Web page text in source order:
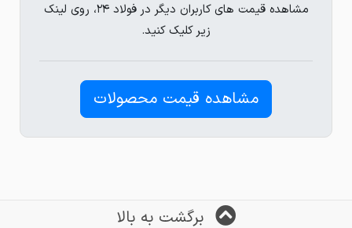
مشاهده قیمت های کاربران دیگر در فولاد ۲۴، روی لینک
زیر کلیک کنید.
مشاهده قیمت محصولات
برگشت به بالا